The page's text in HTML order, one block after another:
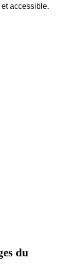
accessible.
du